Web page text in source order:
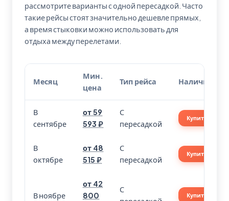
рассмотрите варианты с одной пересадкой. Часто
такие рейсы стоят значительно дешевле прямых,
а время стыковки можно использовать для
отдыха между перелетами.
Месяц
Мин.
цена
Тип рейса Наличие
В
сентябре
от 59
593 ₽
С
пересадкой
Купить
В
октябре
от 48
515 ₽
С
пересадкой
Купить
В ноябре
от 42
800
С
Купить